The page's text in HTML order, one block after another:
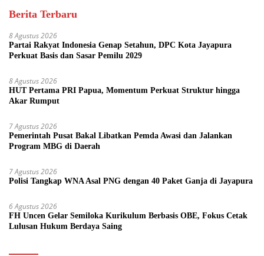
Berita Terbaru
8 Agustus 2026
Partai Rakyat Indonesia Genap Setahun, DPC Kota Jayapura
Perkuat Basis dan Sasar Pemilu 2029
8 Agustus 2026
HUT Pertama PRI Papua, Momentum Perkuat Struktur hingga
Akar Rumput
7 Agustus 2026
Pemerintah Pusat Bakal Libatkan Pemda Awasi dan Jalankan
Program MBG di Daerah
7 Agustus 2026
Polisi Tangkap WNA Asal PNG dengan 40 Paket Ganja di Jayapura
6 Agustus 2026
FH Uncen Gelar Semiloka Kurikulum Berbasis OBE, Fokus Cetak
Lulusan Hukum Berdaya Saing